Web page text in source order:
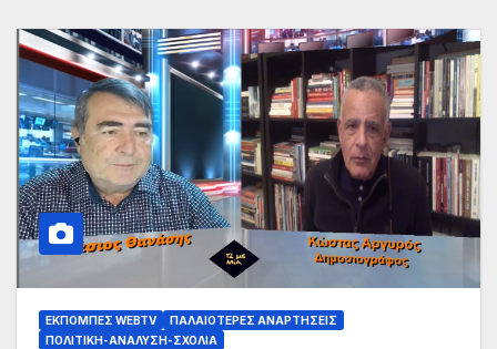
ΕΚΠΟΜΠΈΣ WEBTV
ΠΑΛΑΙΟΤΕΡΕΣ ΑΝΑΡΤΗΣΕΙΣ
ΠΟΛΙΤΙΚΉ-ΑΝΆΛΥΣΗ-ΣΧΌΛΙΑ